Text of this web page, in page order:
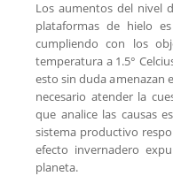
Los aumentos del nivel
plataformas de hielo
cumpliendo con los
temperatura a 1.5°
esto sin duda amenazan
necesario atender la
que analice las causas
sistema productivo
efecto invernadero
planeta.